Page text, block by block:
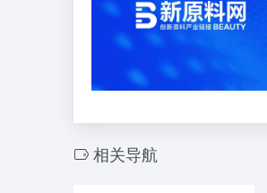
相关导航